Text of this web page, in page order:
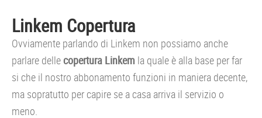
Linkem Copertura
Ovviamente parlando di Linkem non possiamo anche
parlare delle copertura Linkem la quale è alla base per far
si che il nostro abbonamento funzioni in maniera decente,
ma sopratutto per capire se a casa arriva il servizio o
meno.